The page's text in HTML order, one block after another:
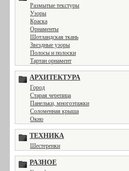
Размытые текстуры
Узоры
Краска
Орнаменты
Шотландская ткань
Звездные узоры
Полосы и полоски
Тартан орнамент
АРХИТЕКТУРА
Город
Старая черепица
Панельки, многоэтажки
Соломенная крыша
Окно
ТЕХНИКА
Шестеренки
РАЗНОЕ